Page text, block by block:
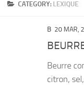
Desserts
CATEGORY: LEXIQUE
B 20 MAR,
Beurre
citron,